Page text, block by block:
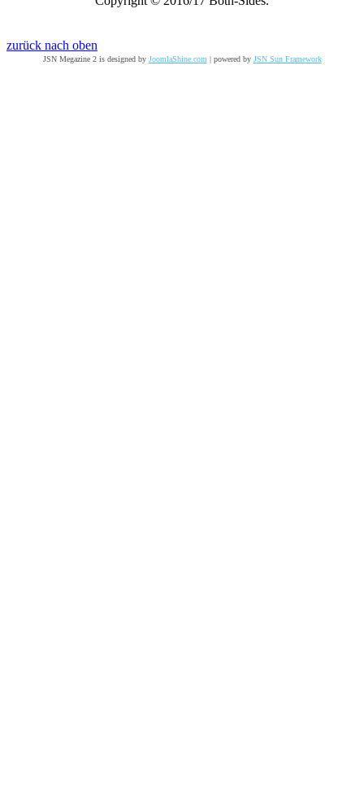
zurück nach oben
JSN Megazine 2 is designed by JoomlaShine.com | powered by JSN Sun Framework